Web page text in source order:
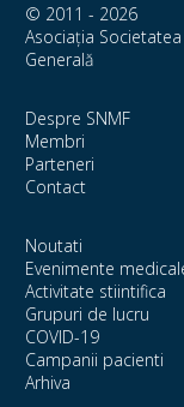
© 2011 - 2026
Asociația
Generală
Despre SNMF
Membri
Parteneri
Contact
Noutati
Evenimente
Activitate stiintifica
Grupuri de lucru
COVID-19
Campanii pacienti
Arhiva